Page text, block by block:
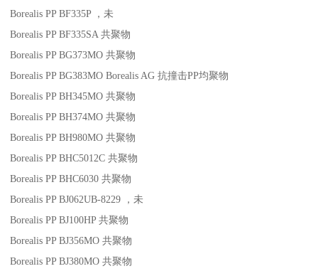
Borealis PP BF335P
，未
Borealis PP BF335SA 共聚物
Borealis PP BG373MO 共聚物
Borealis PP BG383MO Borealis AG 抗撞击PP均聚物
Borealis PP BH345MO 共聚物
Borealis PP BH374MO 共聚物
Borealis PP BH980MO 共聚物
Borealis PP BHC5012C 共聚物
Borealis PP BHC6030 共聚物
Borealis PP BJ062UB-8229
，未
Borealis PP BJ100HP 共聚物
Borealis PP BJ356MO 共聚物
Borealis PP BJ380MO 共聚物